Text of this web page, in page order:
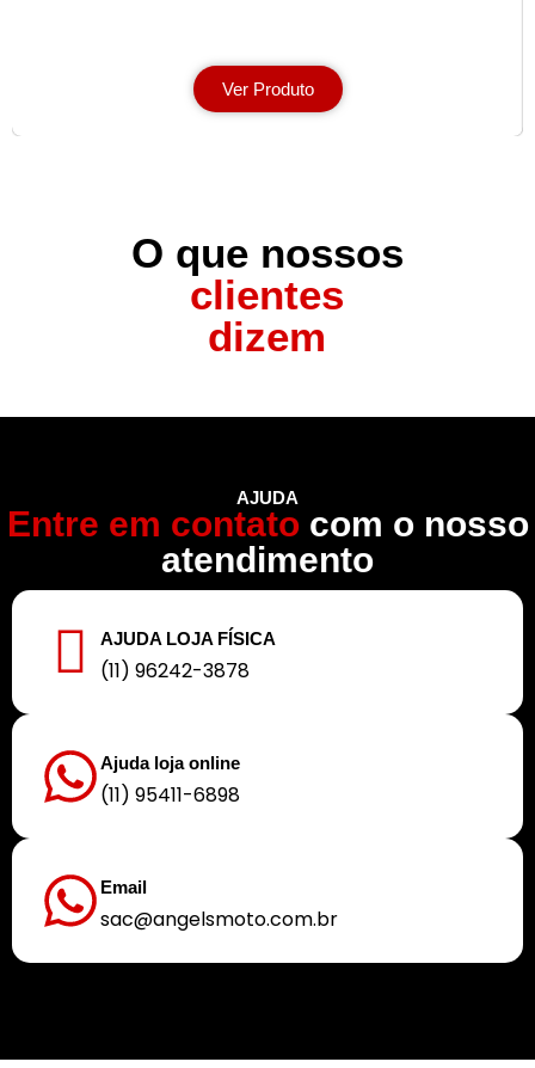
Ver Produto
O que nossos
clientes
dizem
AJUDA
Entre em contatocom o nosso
atendimento
AJUDA LOJA FÍSICA
(11) 96242-3878
Ajuda loja online
(11) 95411-6898
Email
sac@angelsmoto.com.br